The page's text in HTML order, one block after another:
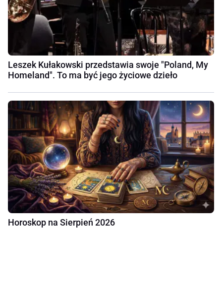
Leszek Kułakowski przedstawia swoje "Poland, My
Homeland". To ma być jego życiowe dzieło
Horoskop na Sierpień 2026